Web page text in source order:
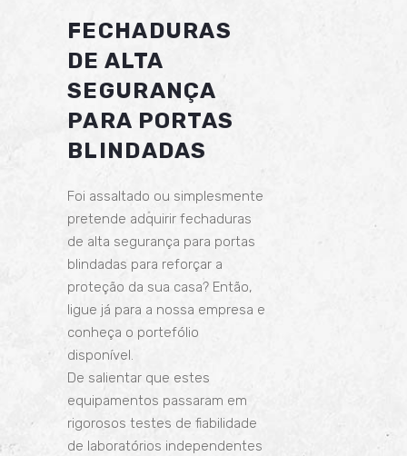
FECHADURAS
DE ALTA
SEGURANÇA
PARA PORTAS
BLINDADAS
Foi assaltado ou simplesmente
pretende adquirir fechaduras
de alta segurança para portas
blindadas para reforçar a
proteção da sua casa? Então,
ligue já para a nossa empresa e
conheça o portefólio
disponível.
De salientar que estes
equipamentos passaram em
rigorosos testes de fiabilidade
de laboratórios independentes